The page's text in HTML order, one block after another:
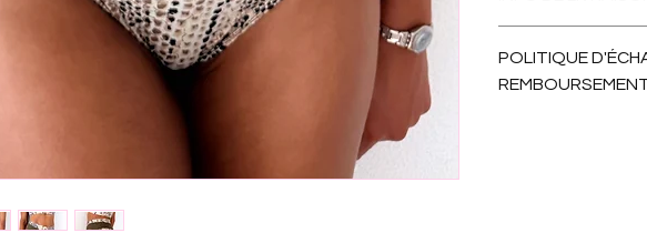
on envoie. Comptez
POLITIQUE